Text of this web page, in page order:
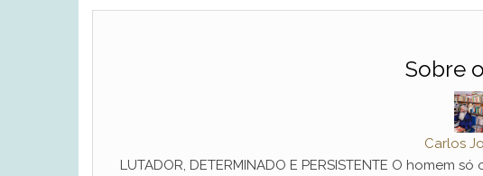
Sobre
Carlos
LUTADOR, DETERMINADO E PERSISTENTE O